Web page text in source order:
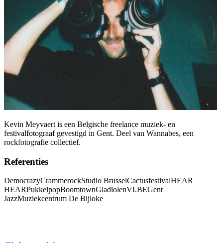
Kevin Meyvaert is een Belgische freelance muziek- en
festivalfotograaf gevestigd in Gent. Deel van Wannabes, een
rockfotografie collectief.
Referenties
DemocrazyCrammerockStudio BrusselCactusfestivalHEAR
HEARPukkelpopBoomtownGladiolenVI.BEGent
JazzMuziekcentrum De Bijloke